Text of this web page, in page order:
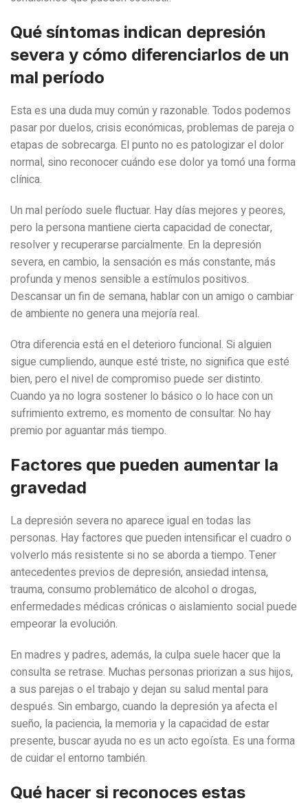
Qué síntomas indican depresión
severa y cómo diferenciarlos de un
mal período
Esta es una duda muy común y razonable. Todos podemos
pasar por duelos, crisis económicas, problemas de pareja o
etapas de sobrecarga. El punto no es patologizar el dolor
normal, sino reconocer cuándo ese dolor ya tomó una forma
clínica.
Un mal período suele fluctuar. Hay días mejores y peores,
pero la persona mantiene cierta capacidad de conectar,
resolver y recuperarse parcialmente. En la depresión
severa, en cambio, la sensación es más constante, más
profunda y menos sensible a estímulos positivos.
Descansar un fin de semana, hablar con un amigo o cambiar
de ambiente no genera una mejoría real.
Otra diferencia está en el deterioro funcional. Si alguien
sigue cumpliendo, aunque esté triste, no significa que esté
bien, pero el nivel de compromiso puede ser distinto.
Cuando ya no logra sostener lo básico o lo hace con un
sufrimiento extremo, es momento de consultar. No hay
premio por aguantar más tiempo.
Factores que pueden aumentar la
gravedad
La depresión severa no aparece igual en todas las
personas. Hay factores que pueden intensificar el cuadro o
volverlo más resistente si no se aborda a tiempo. Tener
antecedentes previos de depresión, ansiedad intensa,
trauma, consumo problemático de alcohol o drogas,
enfermedades médicas crónicas o aislamiento social puede
empeorar la evolución.
En madres y padres, además, la culpa suele hacer que la
consulta se retrase. Muchas personas priorizan a sus hijos,
a sus parejas o el trabajo y dejan su salud mental para
después. Sin embargo, cuando la depresión ya afecta el
sueño, la paciencia, la memoria y la capacidad de estar
presente, buscar ayuda no es un acto egoísta. Es una forma
de cuidar el entorno también.
Qué hacer si reconoces estas